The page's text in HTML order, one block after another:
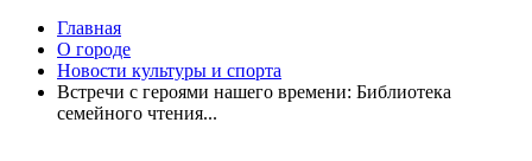
Главная
О городе
Новости культуры и спорта
Встречи с героями нашего времени: Библиотека
семейного чтения...